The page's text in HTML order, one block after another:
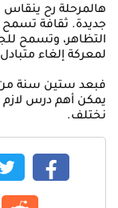
هالمرحلة رح ينقاس
جديدة. ثقافة تسمح
التظاهر، وتسمح
لمعركة إلغاء
فبعد ستين سنة من
يمكن أهم درس لازم
نختلف.